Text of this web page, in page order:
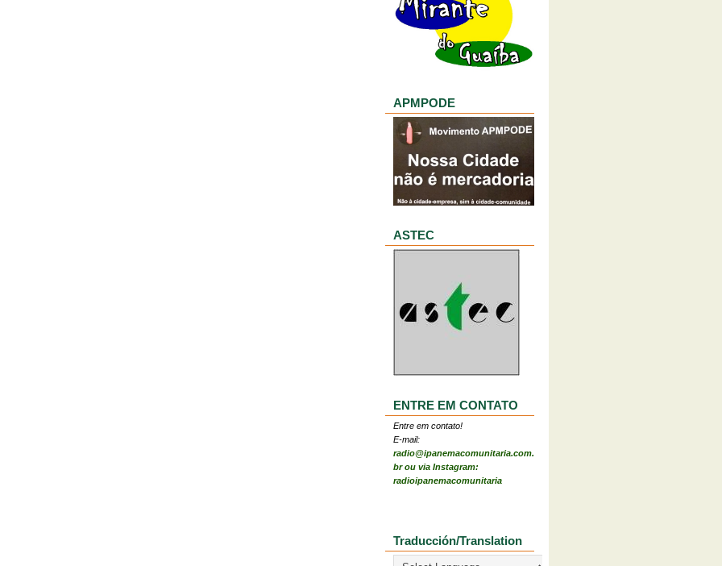
APMPODE
ASTEC
ENTRE EM CONTATO
Entre em contato!
E-mail:
radio@ipanemacomunitaria.com.
br ou via Instagram:
radioipanemacomunitaria
Traducción/Translation